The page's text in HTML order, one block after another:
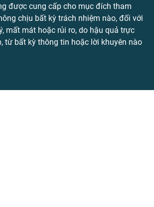
được cung cấp cho mục đích tham
chịu bất kỳ trách nhiệm nào, đối với
mất mát hoặc rủi ro, do hậu quả trực
từ bất kỳ thông tin hoặc lời khuyên nào